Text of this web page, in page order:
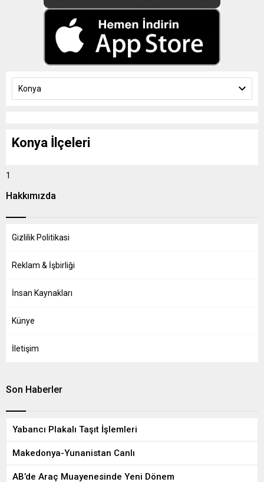
Konya
Konya İlçeleri
1
Hakkımızda
Gizlilik Politikasi
Reklam & İşbirliği
İnsan Kaynakları
Künye
İletişim
Son Haberler
Yabancı Plakalı Taşıt İşlemleri
Makedonya-Yunanistan Canlı
AB’de Araç Muayenesinde Yeni Dönem